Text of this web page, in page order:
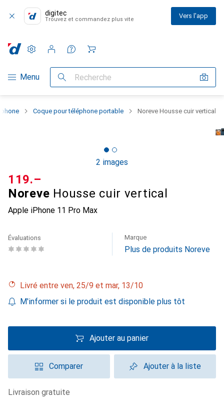
digitec
Trouvez et commandez plus vite Vers l'app
Navigation par catégorie
Menu Recherche
Paramètres
Compte client
Listes de comparaison
Listes d'envies
Panier
Coque pour téléphone portable Noreve Housse cuir vertical
2 images
Noreve Housse cuir vertical
Apple iPhone 11 Pro Max
CHF
119.–
Évaluations Marque
Plus de produits Noreve
Livré entre ven, 25/9 et mar, 13/10
M'informer si le produit est disponible plus tôt
Ajouter au panier
Comparer Ajouter à la liste
livraison gratuite